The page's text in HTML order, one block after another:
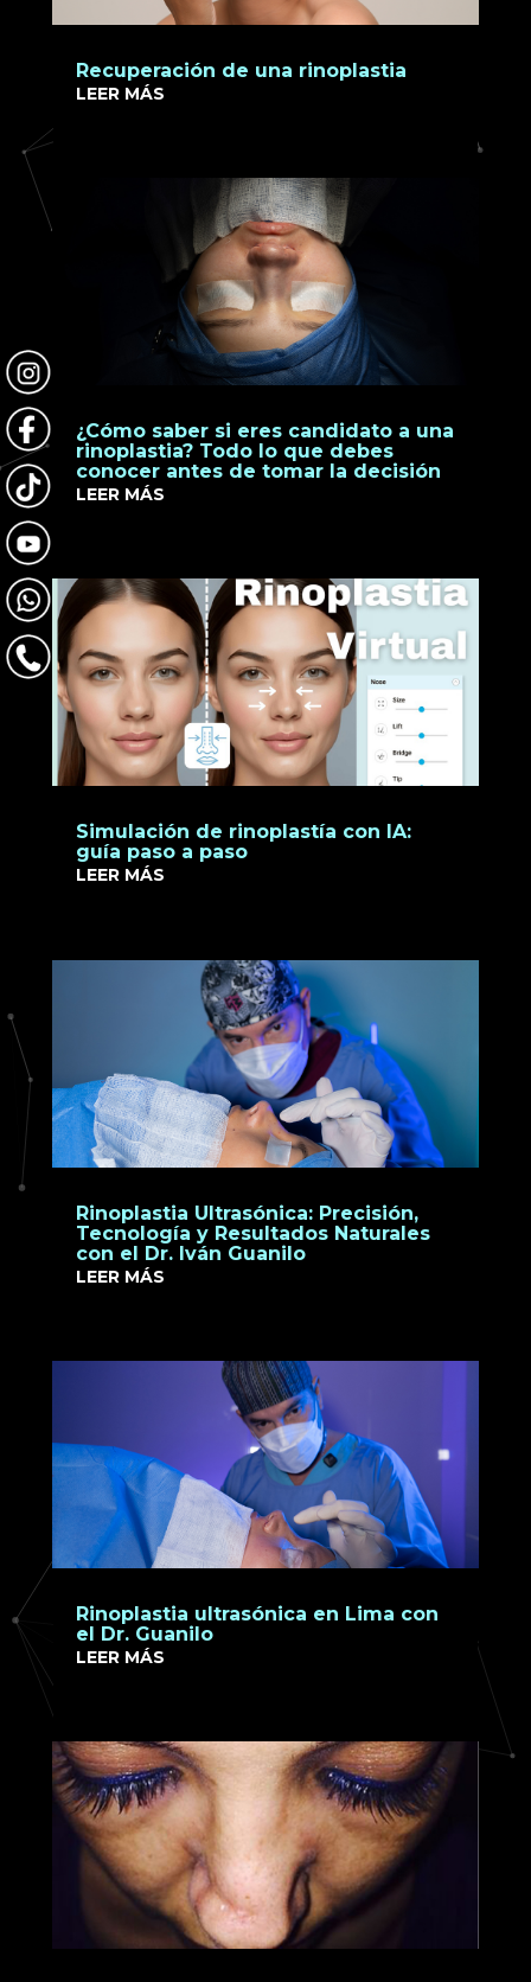
Recuperación de una rinoplastia
LEER MÁS
¿Cómo saber si eres candidato a una
rinoplastia? Todo lo que debes
conocer antes de tomar la decisión
LEER MÁS
Simulación de rinoplastía con IA:
guía paso a paso
LEER MÁS
Rinoplastia Ultrasónica: Precisión,
Tecnología y Resultados Naturales
con el Dr. Iván Guanilo
LEER MÁS
Rinoplastia ultrasónica en Lima con
el Dr. Guanilo
LEER MÁS